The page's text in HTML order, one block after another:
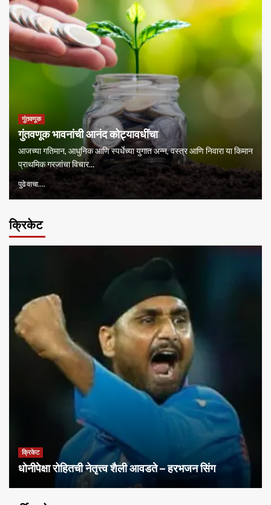
गुंतवणूक
गुंतवणूक भावनांची आनंद कोट्यावधींचा
आजच्या गतिमान, आधुनिक आणि स्पर्धेच्या युगात अन्न, वस्त्र आणि निवारा या किमान
प्राथमिक गरजांचा विचार...
पुढे वाचा....
क्रिकेट
क्रिकेट
धोनीपेक्षा रोहितची नेतृत्त्व शैली आवडते – हरभजन सिंग